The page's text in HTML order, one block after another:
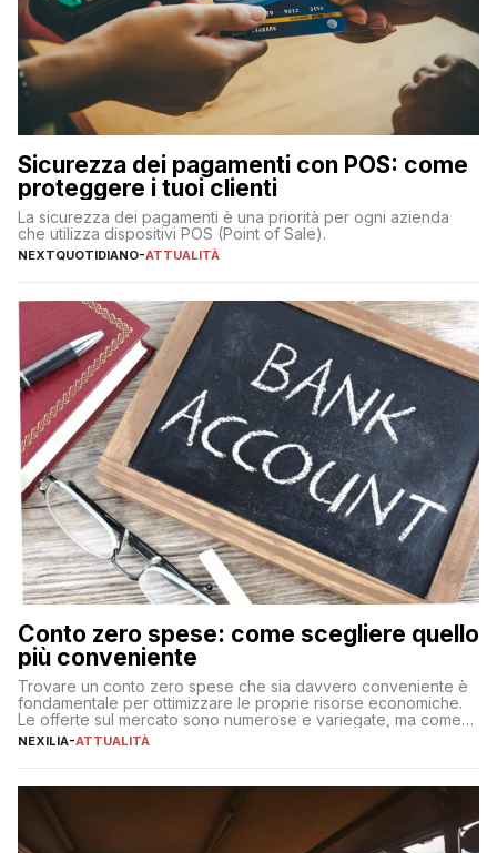
Sicurezza dei pagamenti con POS: come
proteggere i tuoi clienti
La sicurezza dei pagamenti è una priorità per ogni azienda
che utilizza dispositivi POS (Point of Sale).
NEXTQUOTIDIANO-ATTUALITÀ
Conto zero spese: come scegliere quello
più conveniente
Trovare un conto zero spese che sia davvero conveniente è
fondamentale per ottimizzare le proprie risorse economiche.
Le offerte sul mercato sono numerose e variegate, ma come
individuare quella più adatta alle proprie esigenze senza
sul […]
NEXILIA-ATTUALITÀ